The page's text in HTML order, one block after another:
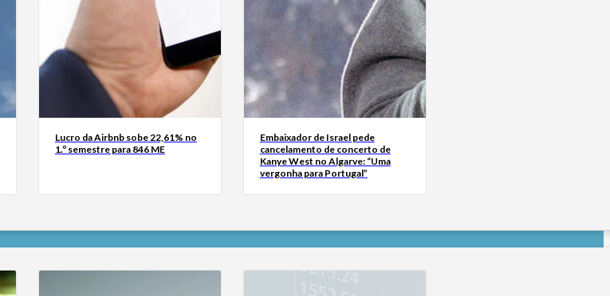
Lucro da Airbnb sobe 22,61% no
1.º semestre para 846 ME
Embaixador de Israel pede
cancelamento de concerto de
Kanye West no Algarve: “Uma
vergonha para Portugal”